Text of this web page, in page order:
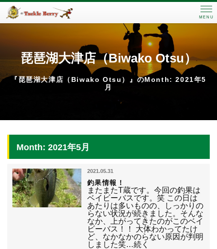
MENU
琵琶湖大津店（Biwako Otsu）
『琵琶湖大津店（Biwako Otsu）』のMonth: 2021年5
月
Month: 2021年5月
2021.05.31
釣果情報！
またまたT蔵です。今回の釣果は
ベイビーバスです。笑 この日は
あたりは多いものの、しっかりの
らない状況が続きました。そんな
なか、上がってきたのがこのベイ
ビーバス！！ 大体わかってたけ
ど、なかなかのらない原因が判明
しました笑…続く